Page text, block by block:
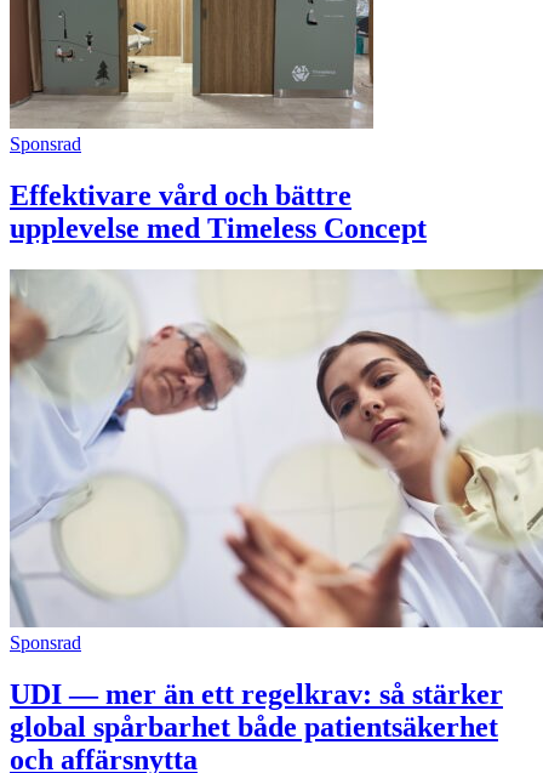
Sponsrad
Effektivare vård och bättre
upplevelse med Timeless Concept
Sponsrad
UDI — mer än ett regelkrav: så stärker
global spårbarhet både patientsäkerhet
och affärsnytta